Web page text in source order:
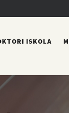
ISKOLA